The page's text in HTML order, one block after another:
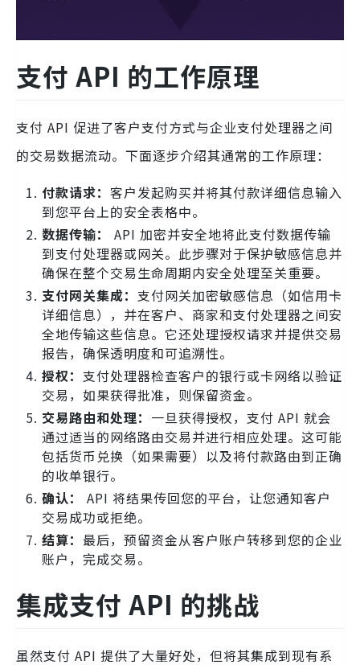
支付 API 的工作原理
支付 API 促进了客户支付方式与企业支付处理器之间
的交易数据流动。下面逐步介绍其通常的工作原理：
付款请求： 客户发起购买并将其付款详细信息输入
到您平台上的安全表格中。
数据传输：
API 加密并安全地将此支付数据传输
到支付处理器或网关。此步骤对于保护敏感信息并
确保在整个交易生命周期内安全处理至关重要。
支付网关集成： 支付网关加密敏感信息（如信用卡
详细信息），并在客户、商家和支付处理器之间安
全地传输这些信息。它还处理授权请求并提供交易
报告，确保透明度和可追溯性。
授权： 支付处理器检查客户的银行或卡网络以验证
交易，如果获得批准，则保留资金。
交易路由和处理： 一旦获得授权，支付 API 就会
通过适当的网络路由交易并进行相应处理。这可能
包括货币兑换（如果需要）以及将付款路由到正确
的收单银行。
确认：
API 将结果传回您的平台，让您通知客户
交易成功或拒绝。
结算： 最后，预留资金从客户账户转移到您的企业
账户，完成交易。
集成支付 API 的挑战
虽然支付 API 提供了大量好处，但将其集成到现有系